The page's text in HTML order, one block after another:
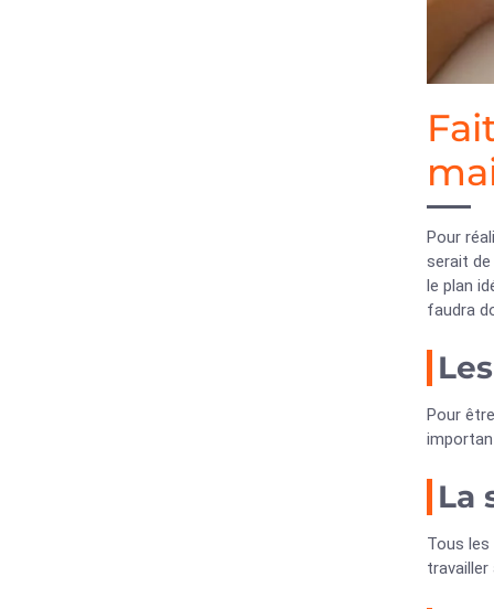
Pour
serait
le plan
faudra
Pour
La
Tous